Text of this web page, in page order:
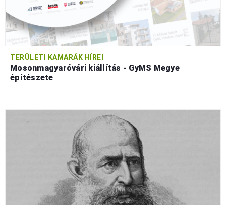
TERÜLETI KAMARÁK HÍREI
Mosonmagyaróvári kiállítás - GyMS Megye
építészete